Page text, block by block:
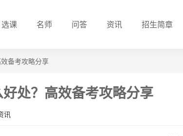
选课 名师 问答 资讯 招生简章
备考攻略分享
处？高效备考攻略分享
讯